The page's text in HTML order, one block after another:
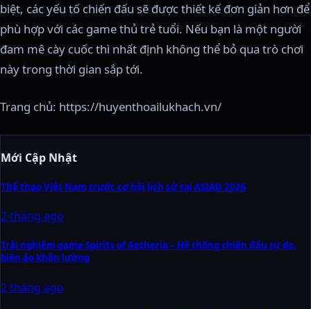
biệt, các yếu tố chiến đấu sẽ được thiết kế đơn giản hơn để
phù hợp với các game thủ trẻ tuổi. Nếu bạn là một người
đam mê cày cuốc thì nhất định không thể bỏ qua trò chơi
này trong thời gian sắp tới.
Trang chủ: https://huyenthoailukhach.vn/
Mới Cập Nhật
Thể thao Việt Nam trước cơ hội lịch sử tại ASIAD 2026
2 tháng ago
Trải nghiệm game Spirits of Aetheria – Hệ thống chiến đấu tự do,
biến ảo khôn lường
2 tháng ago